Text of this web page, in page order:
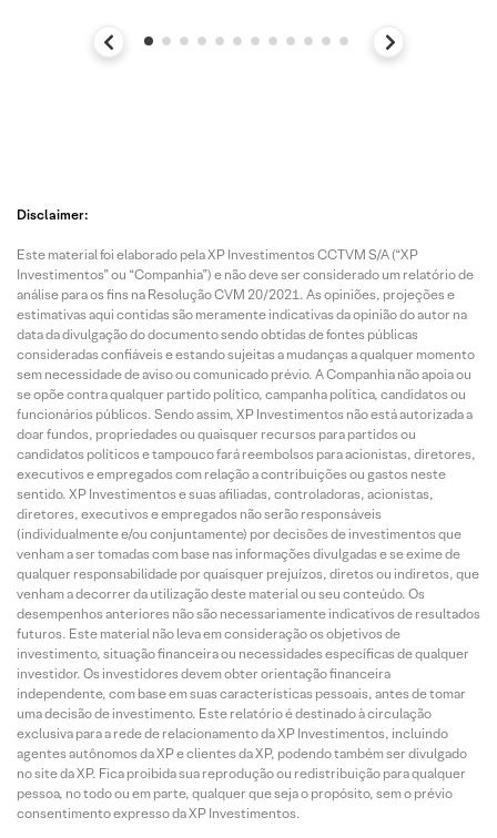
Disclaimer:
Este material foi elaborado pela XP Investimentos CCTVM S/A (“XP
Investimentos” ou “Companhia”) e não deve ser considerado um relatório de
análise para os fins na Resolução CVM 20/2021. As opiniões, projeções e
estimativas aqui contidas são meramente indicativas da opinião do autor na
data da divulgação do documento sendo obtidas de fontes públicas
consideradas confiáveis e estando sujeitas a mudanças a qualquer momento
sem necessidade de aviso ou comunicado prévio. A Companhia não apoia ou
se opõe contra qualquer partido político, campanha política, candidatos ou
funcionários públicos. Sendo assim, XP Investimentos não está autorizada a
doar fundos, propriedades ou quaisquer recursos para partidos ou
candidatos políticos e tampouco fará reembolsos para acionistas, diretores,
executivos e empregados com relação a contribuições ou gastos neste
sentido. XP Investimentos e suas afiliadas, controladoras, acionistas,
diretores, executivos e empregados não serão responsáveis
(individualmente e/ou conjuntamente) por decisões de investimentos que
venham a ser tomadas com base nas informações divulgadas e se exime de
qualquer responsabilidade por quaisquer prejuízos, diretos ou indiretos, que
venham a decorrer da utilização deste material ou seu conteúdo. Os
desempenhos anteriores não são necessariamente indicativos de resultados
futuros. Este material não leva em consideração os objetivos de
investimento, situação financeira ou necessidades específicas de qualquer
investidor. Os investidores devem obter orientação financeira
independente, com base em suas características pessoais, antes de tomar
uma decisão de investimento. Este relatório é destinado à circulação
exclusiva para a rede de relacionamento da XP Investimentos, incluindo
agentes autônomos da XP e clientes da XP, podendo também ser divulgado
no site da XP. Fica proibida sua reprodução ou redistribuição para qualquer
pessoa, no todo ou em parte, qualquer que seja o propósito, sem o prévio
consentimento expresso da XP Investimentos.